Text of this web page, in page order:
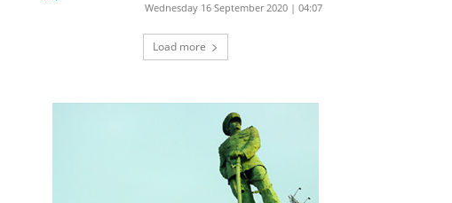
Wednesday 16 September 2020 | 04:07
Load more